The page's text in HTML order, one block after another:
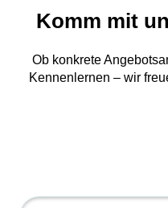
Komm mit
Ob konkrete
Kennenlernen – wir